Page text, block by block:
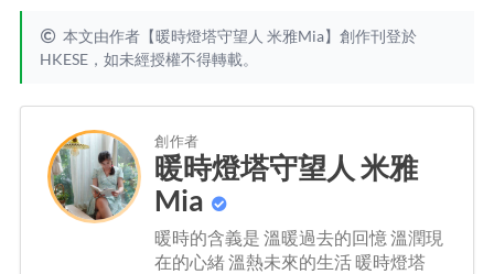
本文由作者【暖時燈塔守望人 米雅Mia】創作刊登於
HKESE，如未經授權不得轉載。
創作者
暖時燈塔守望人 米雅
Mia
暖時的含義是 溫暖過去的回憶 溫潤現
在的心緒 溫熱未來的生活 暖時燈塔